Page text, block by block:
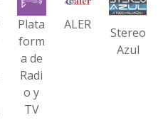
Plata
form
a de
Radi
o y
TV
ALER
Stereo
Azul